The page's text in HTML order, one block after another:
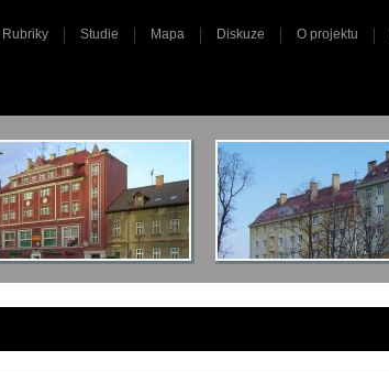
Rubriky Studie Mapa Diskuze O projektu